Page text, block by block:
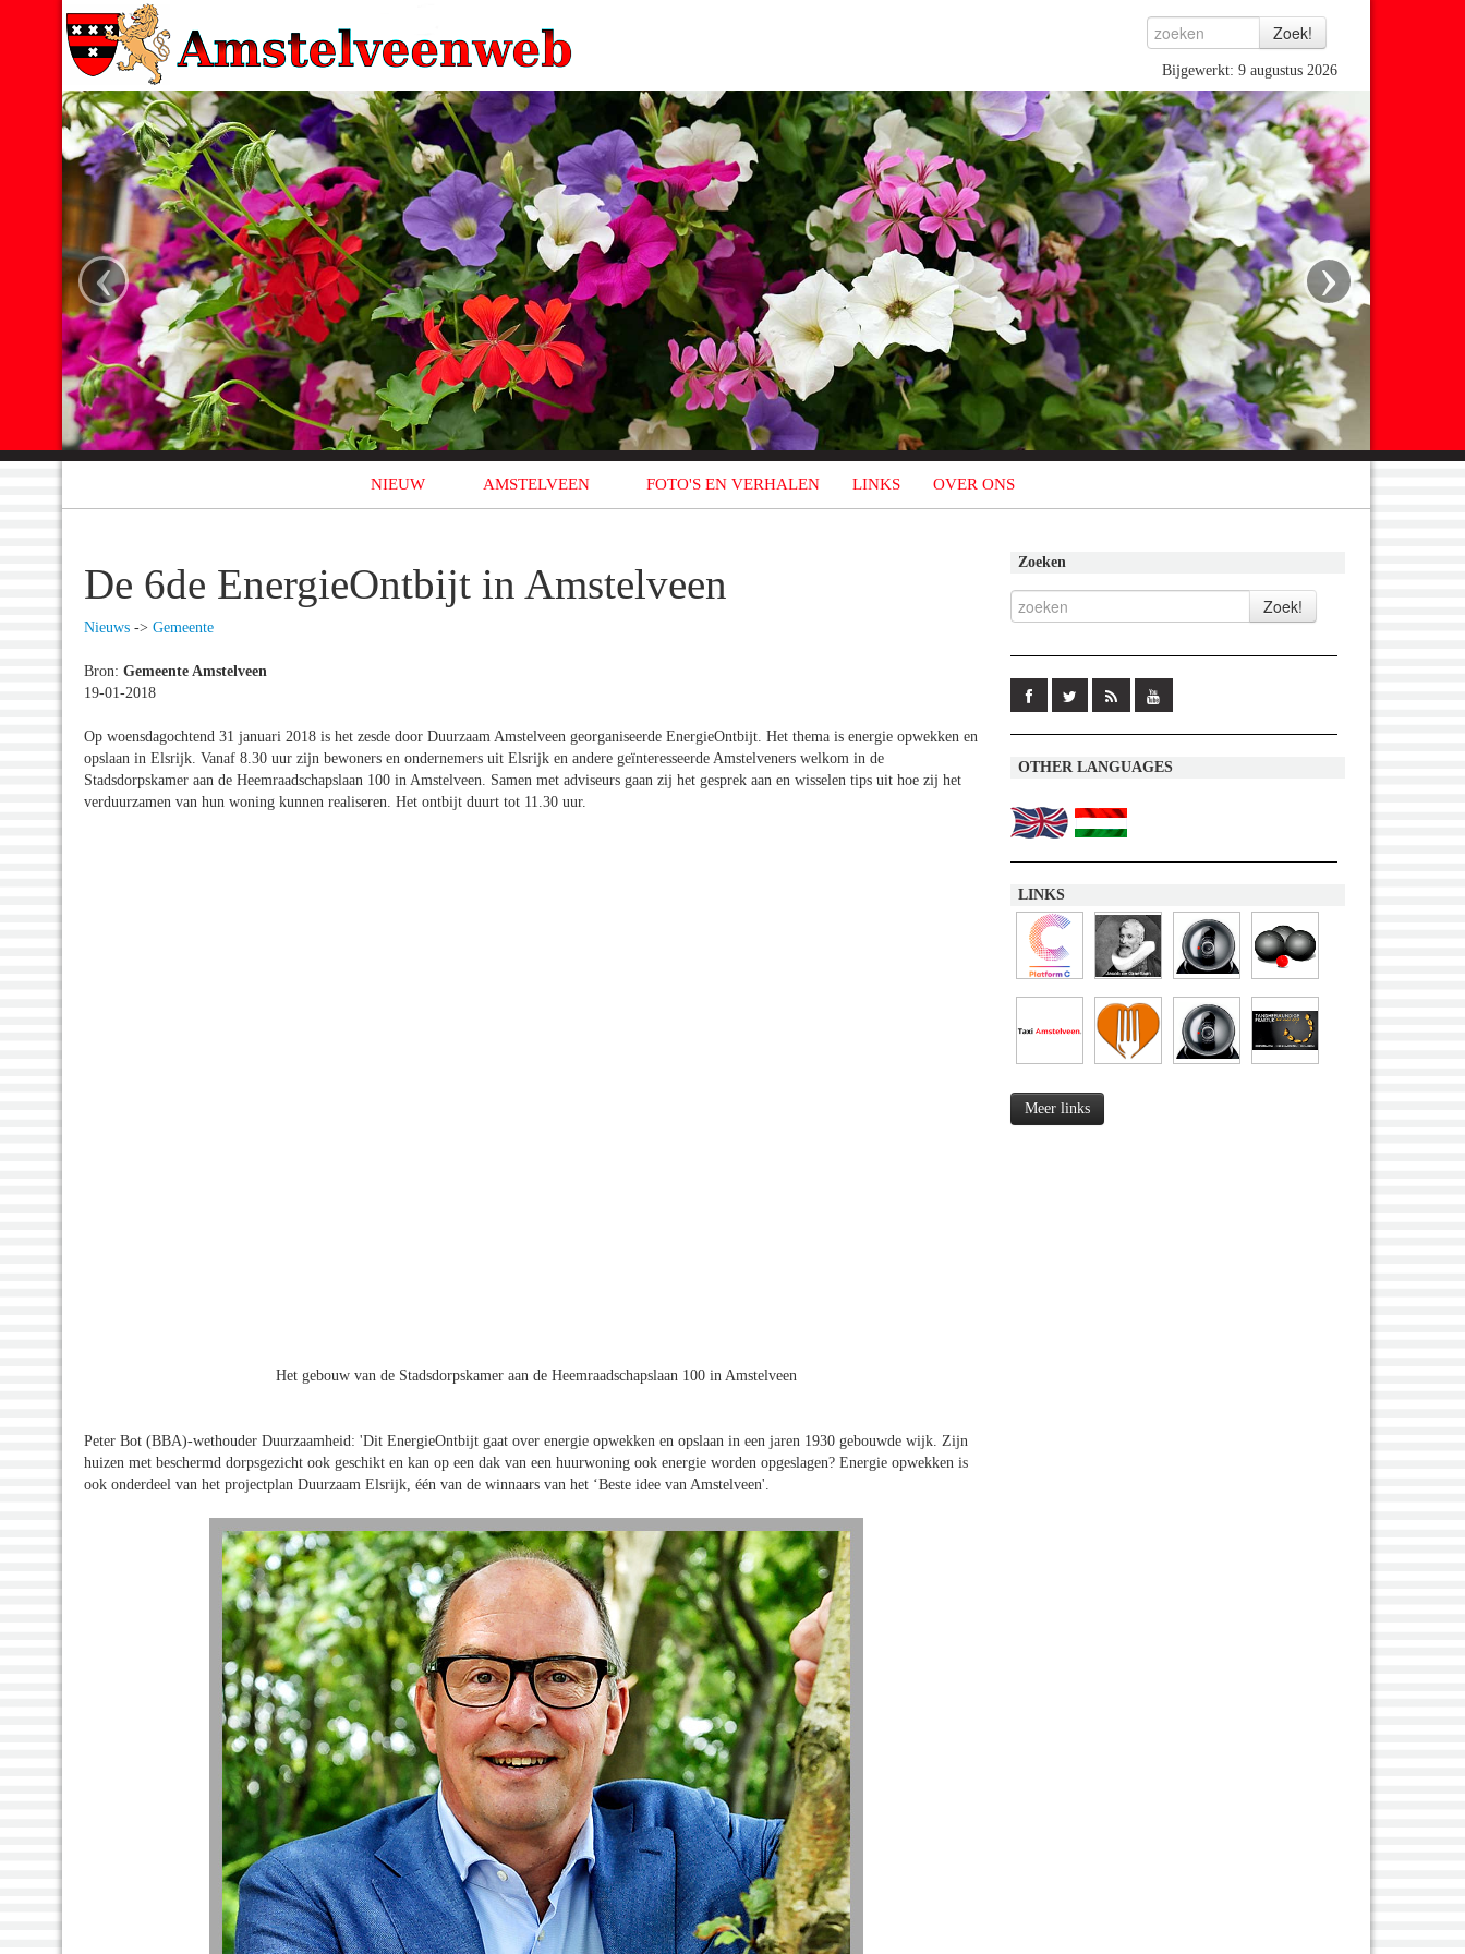
Bijgewerkt: 9 augustus 2026
‹ ›
NIEUW AMSTELVEEN FOTO'S EN VERHALEN LINKS OVER ONS
De 6de EnergieOntbijt in Amstelveen
Nieuws -> Gemeente
Bron: Gemeente Amstelveen
19-01-2018
Op woensdagochtend 31 januari 2018 is het zesde door Duurzaam Amstelveen georganiseerde EnergieOntbijt. Het thema is energie opwekken en
opslaan in Elsrijk. Vanaf 8.30 uur zijn bewoners en ondernemers uit Elsrijk en andere geïnteresseerde Amstelveners welkom in de
Stadsdorpskamer aan de Heemraadschapslaan 100 in Amstelveen. Samen met adviseurs gaan zij het gesprek aan en wisselen tips uit hoe zij het
verduurzamen van hun woning kunnen realiseren. Het ontbijt duurt tot 11.30 uur.
Het gebouw van de Stadsdorpskamer aan de Heemraadschapslaan 100 in Amstelveen
Peter Bot (BBA)-wethouder Duurzaamheid: 'Dit EnergieOntbijt gaat over energie opwekken en opslaan in een jaren 1930 gebouwde wijk. Zijn
huizen met beschermd dorpsgezicht ook geschikt en kan op een dak van een huurwoning ook energie worden opgeslagen? Energie opwekken is
ook onderdeel van het projectplan Duurzaam Elsrijk, één van de winnaars van het ‘Beste idee van Amstelveen'.
Zoeken
OTHER LANGUAGES
LINKS
Meer links